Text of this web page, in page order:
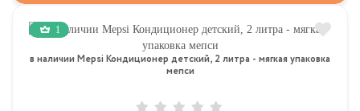
1
в наличии Mepsi Кондиционер детский, 2 литра - мягкая упаковка
мепси